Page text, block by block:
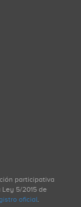
participativa
Ley 5/2015 de
oficial.